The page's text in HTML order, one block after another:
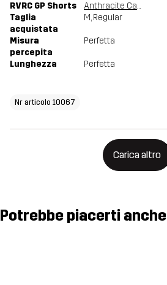
RVRC GP Shorts
Anthracite Camo
Taglia
acquistata
M, Regular
Misura
percepita
Perfetta
Lunghezza Perfetta
Nr articolo 10067
Carica altro
Potrebbe piacerti anche